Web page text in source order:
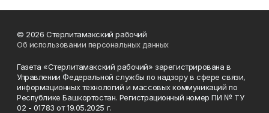
© 2026 Стерлитамакский рабочий
Об использовании персональных данных
Газета «Стерлитамакский рабочий» зарегистрирована в
Управлении Федеральной службы по надзору в сфере связи,
информационных технологий и массовых коммуникаций по
Республике Башкортостан. Регистрационный номер ПИ № ТУ
02 - 01783 от 19.05.2025 г.